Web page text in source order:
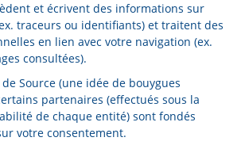
et écrivent des informations sur
traceurs ou identifiants) et traitent des
en lien avec votre navigation (ex.
consultées).
Source (une idée de bouygues
partenaires (effectués sous la
de chaque entité) sont fondés
votre consentement.